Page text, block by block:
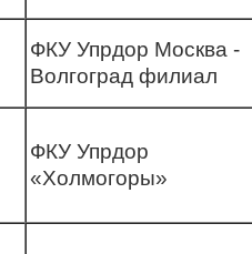
ФКУ Упрдор Москва -
Волгоград филиал
ФКУ Упрдор
«Холмогоры»